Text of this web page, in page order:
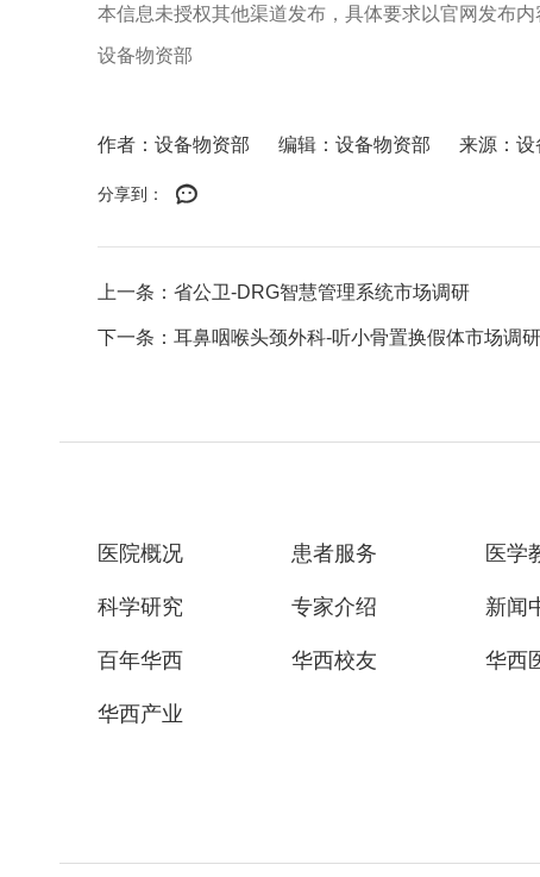
本信息未授权其他渠道发布，具体要求以官网发布内
设备物资部
作者：设备物资部 编辑：设备物资部 来源：设
分享到：
上一条：省公卫-DRG智慧管理系统市场调研
下一条：耳鼻咽喉头颈外科-听小骨置换假体市场调研
医院概况 患者服务 医学
科学研究 专家介绍 新闻
百年华西 华西校友 华西
华西产业